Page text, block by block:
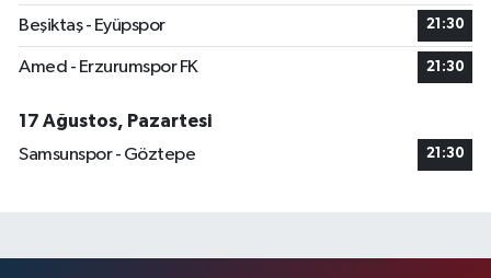
Beşiktaş - Eyüpspor 21:30
Amed - Erzurumspor FK 21:30
17 Ağustos, Pazartesi
Samsunspor - Göztepe
21:30